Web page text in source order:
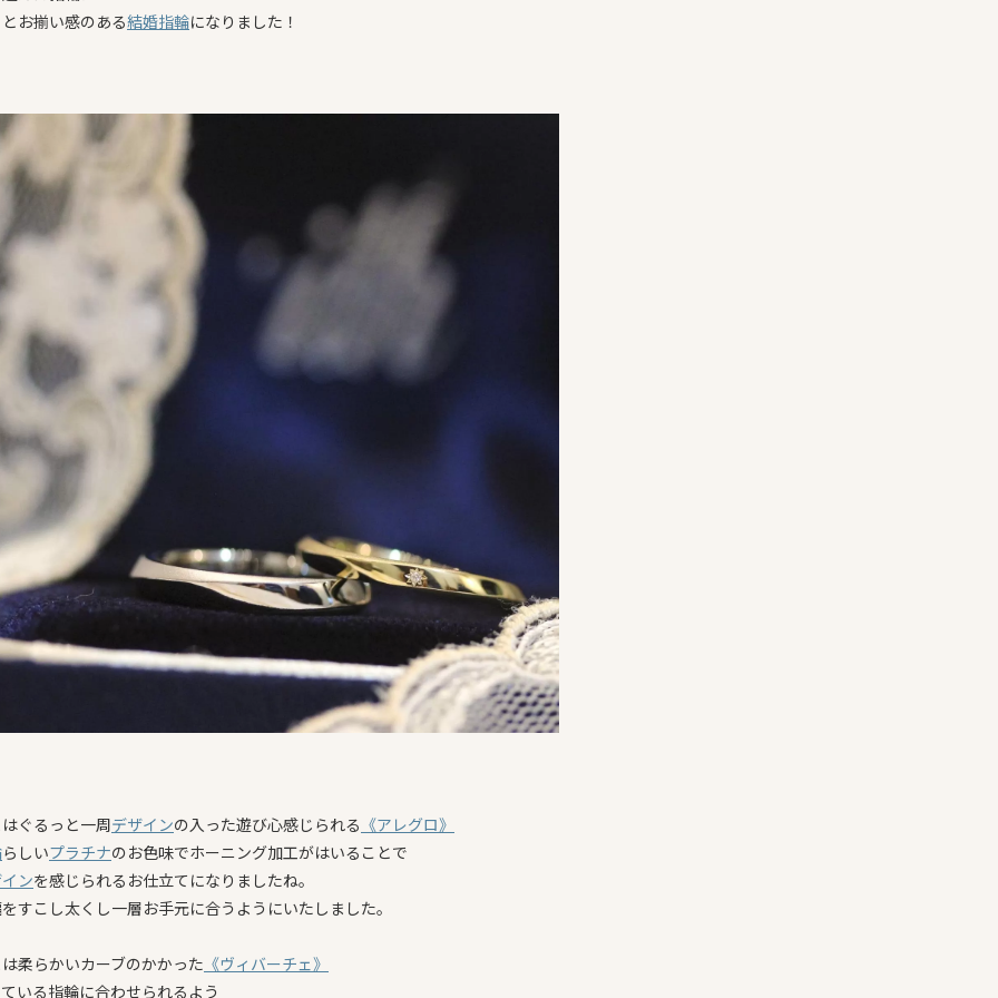
お揃い感のある結婚指輪になりました！
ぐるっと一周デザインの入った遊び心感じられる 《アレグロ》
らしいプラチナのお色味でホーニング加工がはいることで
ンを感じられるお仕立てになりましたね。
すこし太くし一層お手元に合うようにいたしました。
柔らかいカーブのかかった 《ヴィバーチェ》
いる指輪に合わせられるよう